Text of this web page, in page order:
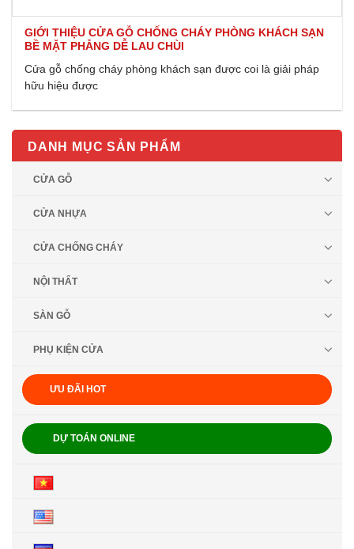
GIỚI THIỆU CỬA GỖ CHỐNG CHÁY PHÒNG KHÁCH SẠN
BỀ MẶT PHẲNG DỄ LAU CHÙI
Cửa gỗ chống cháy phòng khách sạn được coi là giải pháp
hữu hiệu được
DANH MỤC SẢN PHẨM
CỬA GỖ
CỬA NHỰA
CỬA CHỐNG CHÁY
NỘI THẤT
SÀN GỖ
PHỤ KIỆN CỬA
ƯU ĐÃI HOT
DỰ TOÁN ONLINE